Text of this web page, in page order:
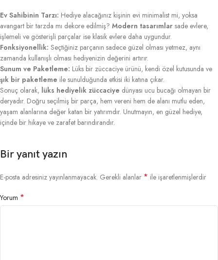
Ev Sahibinin Tarzı: Hediye alacağınız kişinin evi minimalist mi, yoksa
avangart bir tarzda mı dekore edilmiş? Modern tasarımlar sade evlere,
işlemeli ve gösterişli parçalar ise klasik evlere daha uygundur.
Fonksiyonellik: Seçtiğiniz parçanın sadece güzel olması yetmez, aynı
zamanda kullanışlı olması hediyenizin değerini artırır.
Sunum ve Paketleme: Lüks bir züccaciye ürünü, kendi özel kutusunda ve
şık bir paketleme ile sunulduğunda etkisi iki katına çıkar.
Sonuç olarak, lüks hediyelik züccaciye dünyası ucu bucağı olmayan bir
deryadır. Doğru seçilmiş bir parça, hem vereni hem de alanı mutlu eden,
yaşam alanlarına değer katan bir yatırımdır. Unutmayın, en güzel hediye,
içinde bir hikaye ve zarafet barındırandır.
Bir yanıt yazın
E-posta adresiniz yayınlanmayacak. Gerekli alanlar * ile işaretlenmişlerdir
Yorum *